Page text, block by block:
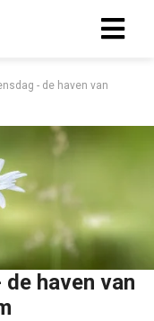
- de haven van
haven van